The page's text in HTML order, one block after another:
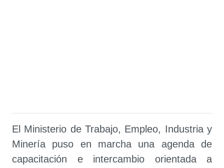
El Ministerio de Trabajo, Empleo, Industria y
Minería puso en marcha una agenda de
capacitación e intercambio orientada a